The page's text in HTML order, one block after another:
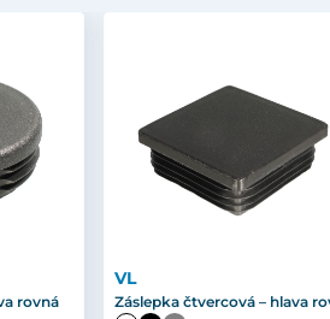
rovná
VL
Záslepka čtvercová – hlava